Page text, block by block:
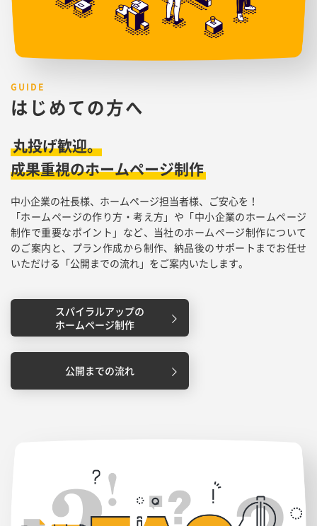
はじめての方へ
丸投げ歓迎。
成果重視のホームページ制作
中小企業の社長様、ホームページ担当者様、ご安心を！
「ホームページの作り方・考え方」や「中小企業のホームページ
制作で重要なポイント」など、当社のホームページ制作について
のご案内と、プラン作成から制作、納品後のサポートまでお任せ
いただける「公開までの流れ」をご案内いたします。
スパイラルアップの
ホームページ制作
公開までの流れ